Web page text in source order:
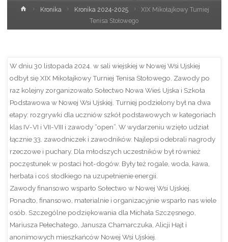
StronaKronika Kronika 2024-2025
XIX Mikołajkowy Turniej
Tenisa Stołowego
W dniu 30 listopada 2024. w sali wiejskiej w Nowej Wsi Ujskiej
odbył się XIX Mikołajkowy Turniej Tenisa Stołowego. Zawody po
raz kolejny zorganizowało Sołectwo Nowa Wieś Ujska i Szkoła
Podstawowa w Nowej Wsi Ujskiej. Turniej podzielony był na dwa
etapy: rozgrywki dla uczniów szkół podstawowych w kategoriach
klas IV-VI i VII-VIII i zawody “open”. W wydarzeniu wzięło udział
łącznie 33. zawodniczek i zawodników. Najlepsi odebrali nagrody
rzeczowe i puchary. Dla młodszych uczestników był również
poczęstunek w postaci hot-dogów. Były też rogale, woda, kawa,
herbata i coś słodkiego na uzupełnienie energii.
Zawody finansowo wsparło Sołectwo w Nowej Wsi Ujskiej.
Ponadto, finansowo, materialnie i organizacyjnie wsparło nas wiele
osób. Szczególne podziękowania dla Michała Szczęsnego,
Mariusza Pełechatego, Janusza Chamarczuka, Alicji Hajt i
anonimowych mieszkańców Nowej Wsi Ujskiej.